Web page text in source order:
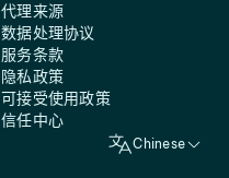
代理来源
数据处理协议
服务条款
隐私政策
可接受使用政策
信任中心
Chinese